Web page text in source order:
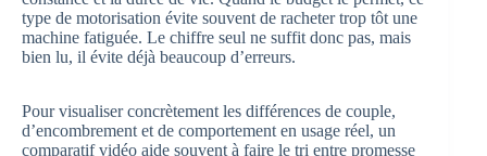
type de motorisation évite souvent de racheter trop tôt une
machine fatiguée. Le chiffre seul ne suffit donc pas, mais
bien lu, il évite déjà beaucoup d’erreurs.
Pour visualiser concrètement les différences de couple,
d’encombrement et de comportement en usage réel, un
comparatif vidéo aide souvent à faire le tri entre promesse